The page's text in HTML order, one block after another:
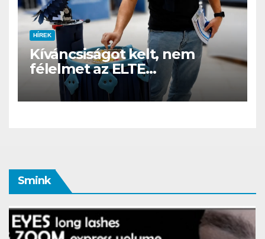
HÍREK
Kíváncsiságot kelt, nem
félelmet az ELTE
etológusainak felszolgáló
robotja
Smink